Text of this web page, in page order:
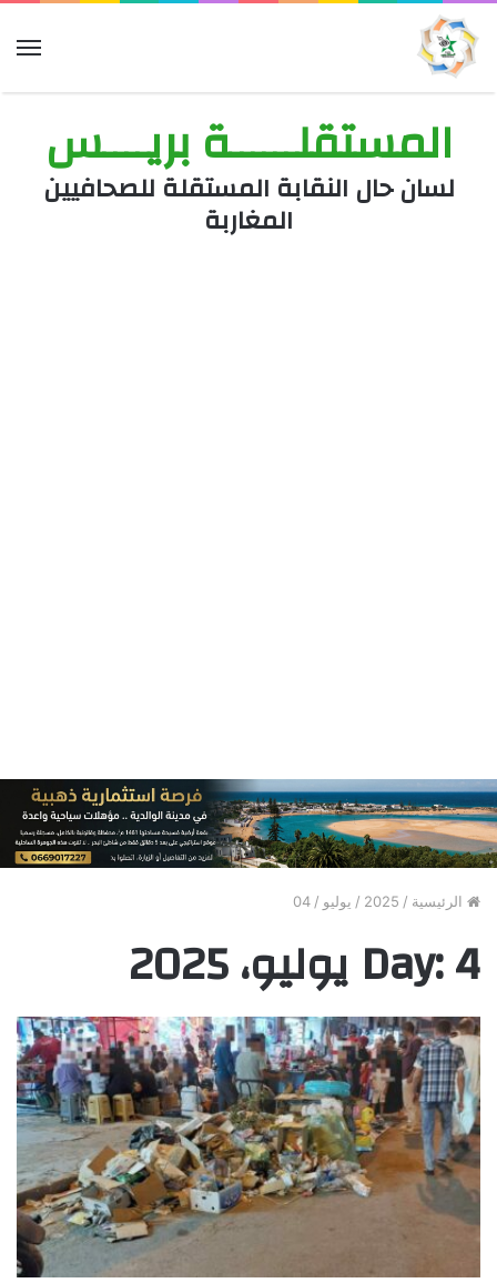
المستقلــــــة بريــــس
لسان حال النقابة المستقلة للصحافيين
المغاربة
الرئيسية /
2025
/ يوليو /
04
Day:4 يوليو، 2025